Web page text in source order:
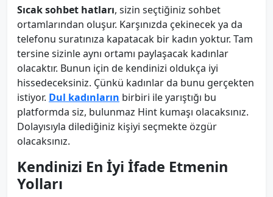
Sıcak sohbet hatları, sizin seçtiğiniz sohbet
ortamlarından oluşur. Karşınızda çekinecek ya da
telefonu suratınıza kapatacak bir kadın yoktur. Tam
tersine sizinle aynı ortamı paylaşacak kadınlar
olacaktır. Bunun için de kendinizi oldukça iyi
hissedeceksiniz. Çünkü kadınlar da bunu gerçekten
istiyor. Dul kadınların birbiri ile yarıştığı bu
platformda siz, bulunmaz Hint kumaşı olacaksınız.
Dolayısıyla dilediğiniz kişiyi seçmekte özgür
olacaksınız.
Kendinizi En İyi İfade Etmenin
Yolları